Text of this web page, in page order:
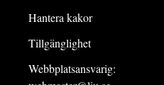
Hantera kakor
Tillgänglighet
Webbplatsansvarig: